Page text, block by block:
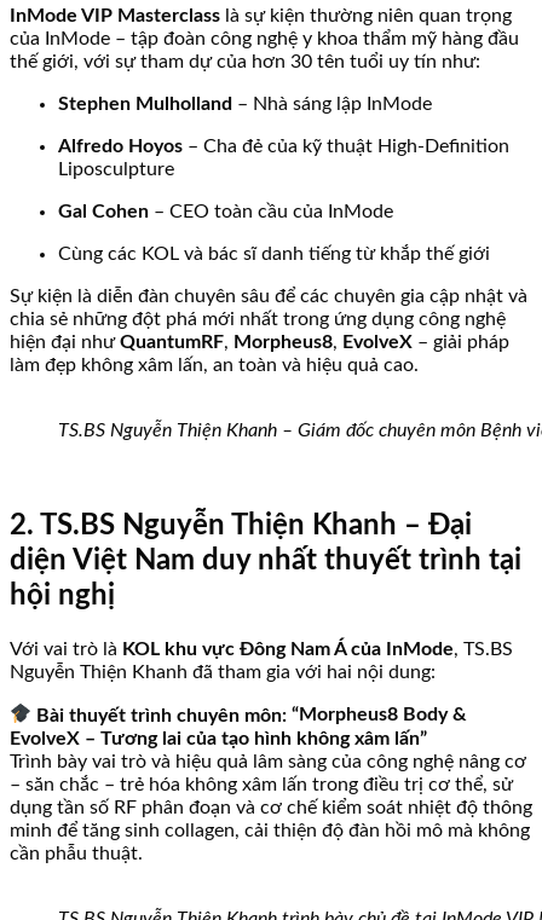
InMode VIP Masterclass là sự kiện thường niên quan trọng
của InMode – tập đoàn công nghệ y khoa thẩm mỹ hàng đầu
thế giới, với sự tham dự của hơn 30 tên tuổi uy tín như:
Stephen Mulholland – Nhà sáng lập InMode
Alfredo Hoyos – Cha đẻ của kỹ thuật High-Definition
Liposculpture
Gal Cohen – CEO toàn cầu của InMode
Cùng các KOL và bác sĩ danh tiếng từ khắp thế giới
Sự kiện là diễn đàn chuyên sâu để các chuyên gia cập nhật và
chia sẻ những đột phá mới nhất trong ứng dụng công nghệ
hiện đại nhưQuantumRF, Morpheus8, EvolveX – giải pháp
làm đẹp không xâm lấn, an toàn và hiệu quả cao.
TS.BS Nguyễn Thiện Khanh – Giám đốc chuyên môn
2. TS.BS Nguyễn Thiện Khanh – Đại
diện Việt Nam duy nhất thuyết trình tại
hội nghị
Với vai trò là KOL khu vực Đông Nam Á của InMode, TS.BS
Nguyễn Thiện Khanh đã tham gia với hai nội dung:
Bài thuyết trình chuyên môn:“Morpheus8 Body &
EvolveX – Tương lai của tạo hình không xâm lấn”
Trình bày vai trò và hiệu quả lâm sàng của công nghệ nâng cơ
– săn chắc – trẻ hóa không xâm lấn trong điều trị cơ thể, sử
dụng tần số RF phân đoạn và cơ chế kiểm soát nhiệt độ thông
minh để tăng sinh collagen, cải thiện độ đàn hồi mô mà không
cần phẫu thuật.